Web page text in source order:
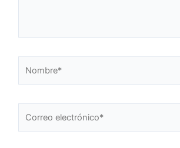
electrónico*